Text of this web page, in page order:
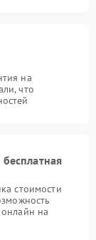
на
что
стоимости
на